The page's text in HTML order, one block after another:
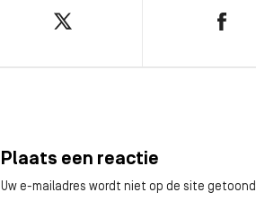
Plaats een reactie
Uw e-mailadres wordt niet op de site getoond